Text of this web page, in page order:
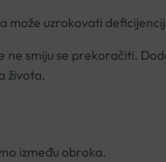
može uzrokovati
ne smiju se prekoračiti.
života.
između obroka.